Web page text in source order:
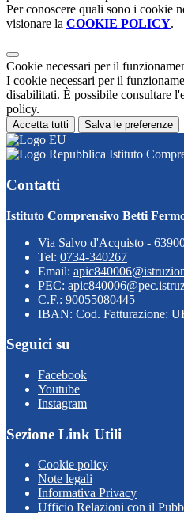
Per conoscere quali sono i cookie
visionare la COOKIE POLICY.
Cookie necessari per il
I cookie necessari per il
disabilitati. È possibile consultare
policy.
Accetta tutti Salva le preferenze
Istituto
Contatti
Istituto Comprensivo Betti
Via Salvo d'Acquisto -
Tel: 0734-340267
Email:
PEC:
C.F.: 90055080445
IBAN: Cod. Fatturazione:
Seguici su
Facebook
Youtube
Instagram
Sezione Link Utili
Cookie policy
Note legali
Informativa Privacy
Ufficio Relazioni con il